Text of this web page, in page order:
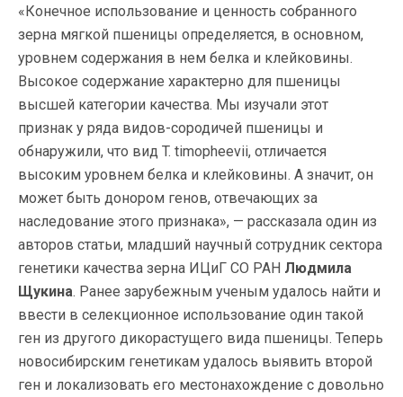
«Конечное использование и ценность собранного
зерна мягкой пшеницы определяется, в основном,
уровнем содержания в нем белка и клейковины.
Высокое содержание характерно для пшеницы
высшей категории качества. Мы изучали этот
признак у ряда видов-сородичей пшеницы и
обнаружили, что вид T. timopheevii, отличается
высоким уровнем белка и клейковины. А значит, он
может быть донором генов, отвечающих за
наследование этого признака», — рассказала один из
авторов статьи, младший научный сотрудник сектора
генетики качества зерна ИЦиГ СО РАН Людмила
Щукина. Ранее зарубежным ученым удалось найти и
ввести в селекционное использование один такой
ген из другого дикорастущего вида пшеницы. Теперь
новосибирским генетикам удалось выявить второй
ген и локализовать его местонахождение с довольно